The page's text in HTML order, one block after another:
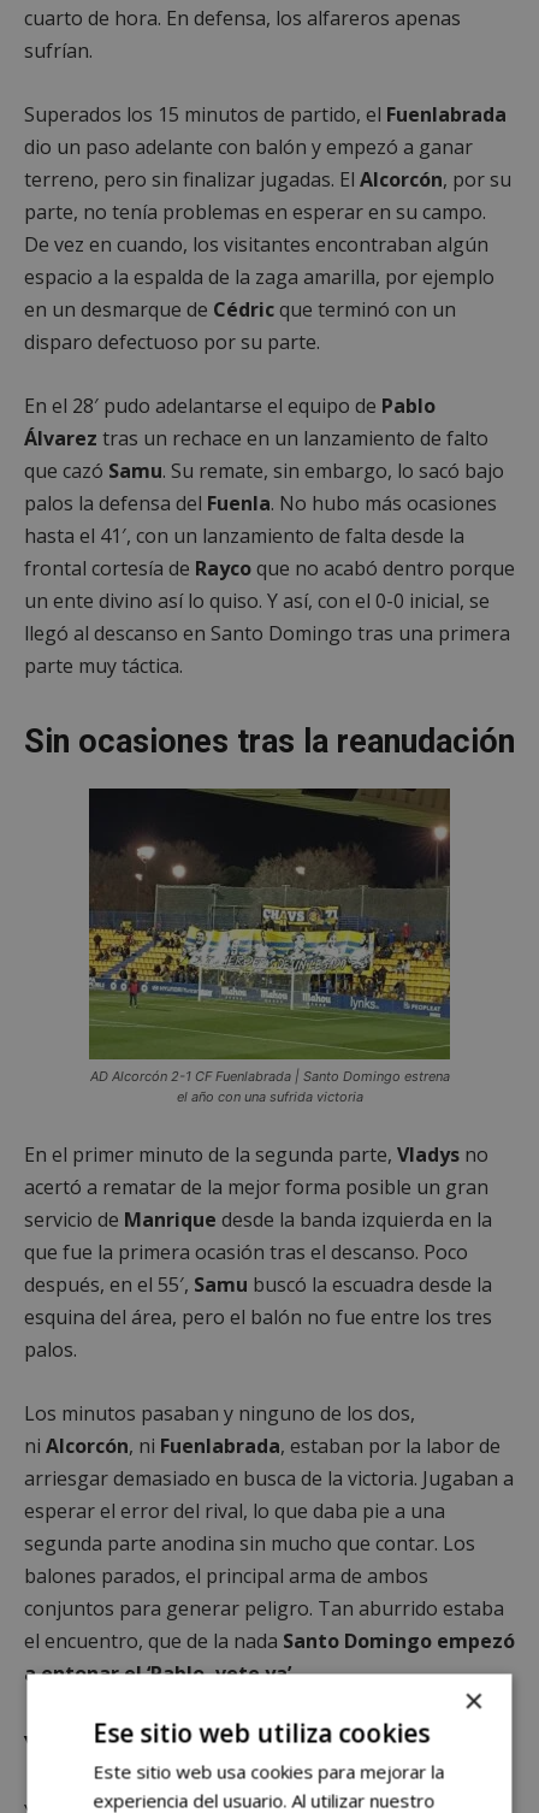
cuarto de hora. En defensa, los alfareros apenas
sufrían.
Superados los 15 minutos de partido, el Fuenlabrada
dio un paso adelante con balón y empezó a ganar
terreno, pero sin finalizar jugadas. El Alcorcón, por su
parte, no tenía problemas en esperar en su campo.
De vez en cuando, los visitantes encontraban algún
espacio a la espalda de la zaga amarilla, por ejemplo
en un desmarque de Cédricque terminó con un
disparo defectuoso por su parte.
En el 28′ pudo adelantarse el equipo de Pablo
Álvarez tras un rechace en un lanzamiento de falto
que cazó Samu. Su remate, sin embargo, lo sacó bajo
palos la defensa del Fuenla. No hubo más ocasiones
hasta el 41′, con un lanzamiento de falta desde la
frontal cortesía de Raycoque no acabó dentro porque
un ente divino así lo quiso. Y así, con el 0-0 inicial, se
llegó al descanso en Santo Domingo tras una primera
parte muy táctica.
Sin ocasiones tras la reanudación
AD Alcorcón 2-1 CF Fuenlabrada | Santo Domingo estrena
el año con una sufrida victoria
En el primer minuto de la segunda parte, Vladys no
acertó a rematar de la mejor forma posible un gran
servicio de Manrique desde la banda izquierda en la
que fue la primera ocasión tras el descanso. Poco
después, en el 55′, Samu buscó la escuadra desde la
esquina del área, pero el balón no fue entre los tres
palos.
Los minutos pasaban y ninguno de los dos,
ni Alcorcón, ni Fuenlabrada, estaban por la labor de
arriesgar demasiado en busca de la victoria. Jugaban a
esperar el error del rival, lo que daba pie a una
segunda parte anodina sin mucho que contar. Los
balones parados, el principal arma de ambos
conjuntos para generar peligro. Tan aburrido estaba
el encuentro, que de la nada Santo Domingo empezó
a entonar el ‘Pablo, vete ya’.
Y de la nada, los goles
×
Ese sitio web utiliza cookies
Este sitio web usa cookies para mejorar la
experiencia del usuario. Al utilizar nuestro